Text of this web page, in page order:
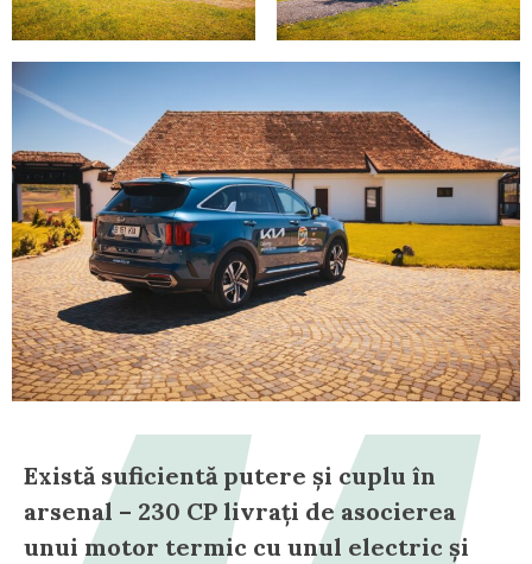
Există suficientă putere și cuplu în
arsenal – 230 CP livrați de asocierea
unui motor termic cu unul electric și